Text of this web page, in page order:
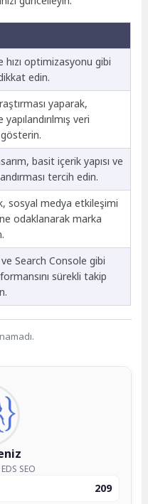
hızı optimizasyonu gibi
edin.
yaparak,
veri
gösterin.
basit içerik yapısı ve
tercih edin.
sosyal medya etkileşimi
odaklanarak marka
Search Console gibi
sürekli takip
SEO
209